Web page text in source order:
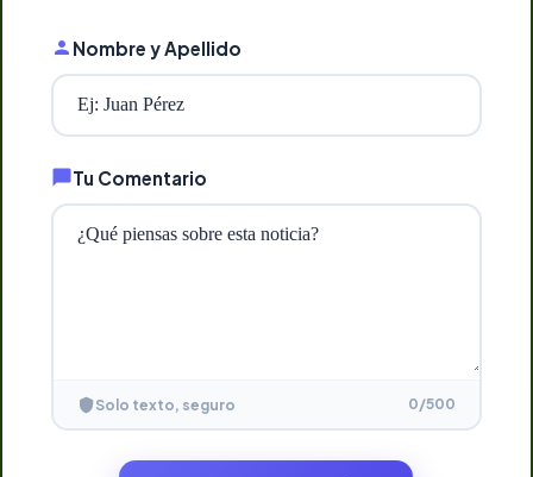
Nombre y Apellido
Tu Comentario
Solo texto, seguro 0/500